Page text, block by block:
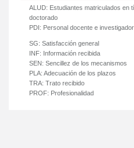
ALUD: Estudiantes matriculados en
doctorado
PDI: Personal docente e
SG: Satisfacción general
INF: Información recibida
SEN: Sencillez de los mecanismos
PLA: Adecuación de los plazos
TRA: Trato recibido
PROF: Profesionalidad